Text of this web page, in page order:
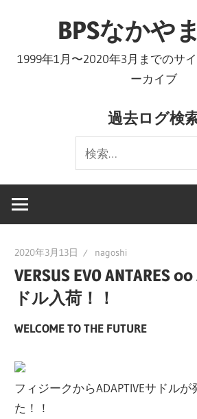
プ
BPSなかや
1999年1月〜2020年3月までのサ
ーカイブ
過去ログ検
索:
2020年3月13日 nagoshi
VERSUS EVO ANTARES
ドル入荷！！
WELCOME TO THE FUTURE
フィジークからADAPTIVEサドル
た！！